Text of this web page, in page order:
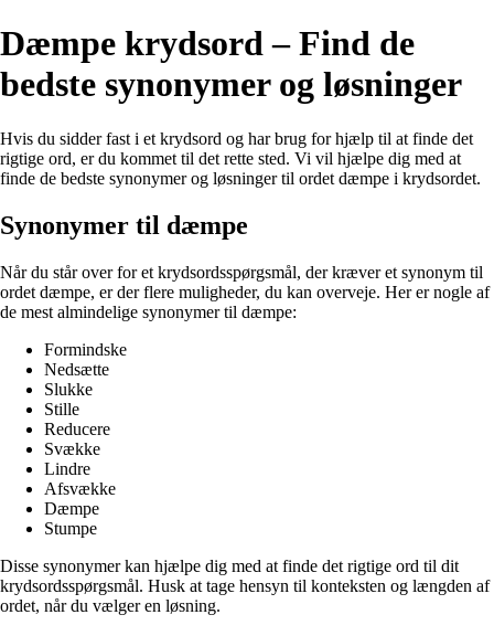
Dæmpe krydsord – Find de
bedste synonymer og løsninger
Hvis du sidder fast i et krydsord og har brug for hjælp til at finde det
rigtige ord, er du kommet til det rette sted. Vi vil hjælpe dig med at
finde de bedste synonymer og løsninger til ordet dæmpe i krydsordet.
Synonymer til dæmpe
Når du står over for et krydsordsspørgsmål, der kræver et synonym til
ordet dæmpe, er der flere muligheder, du kan overveje. Her er nogle af
de mest almindelige synonymer til dæmpe:
Formindske
Nedsætte
Slukke
Stille
Reducere
Svække
Lindre
Afsvække
Dæmpe
Stumpe
Disse synonymer kan hjælpe dig med at finde det rigtige ord til dit
krydsordsspørgsmål. Husk at tage hensyn til konteksten og længden af
ordet, når du vælger en løsning.